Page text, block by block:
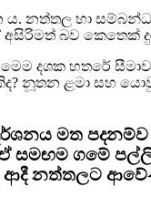
නත්තල හා සම්බන්ධ
බව කෙතෙක්
දශක හතරේ
නූතන ළමා සහ
මත
ඒ සමඟම ගමේ
ආදී නත්තලට